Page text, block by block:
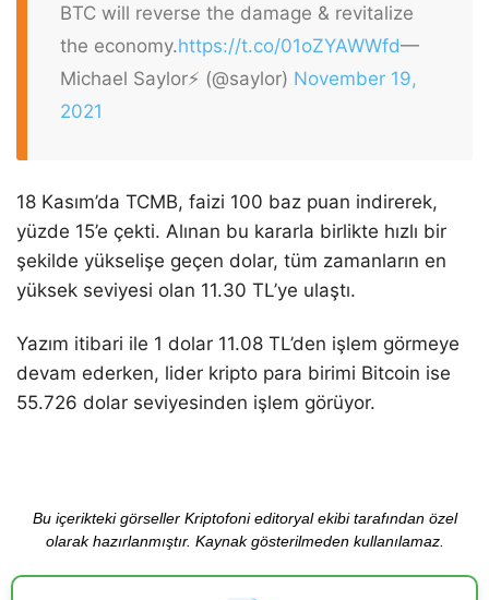
BTC will reverse the damage & revitalize
the economy.https://t.co/01oZYAWWfd—
Michael Saylor⚡️ (@saylor) November 19,
2021
18 Kasım’da TCMB, faizi 100 baz puan indirerek,
yüzde 15’e çekti. Alınan bu kararla birlikte hızlı bir
şekilde yükselişe geçen dolar, tüm zamanların en
yüksek seviyesi olan 11.30 TL’ye ulaştı.
Yazım itibari ile 1 dolar 11.08 TL’den işlem görmeye
devam ederken, lider kripto para birimi Bitcoin ise
55.726 dolar seviyesinden işlem görüyor.
Bu içerikteki görseller Kriptofoni editoryal ekibi tarafından özel
olarak hazırlanmıştır. Kaynak gösterilmeden kullanılamaz.